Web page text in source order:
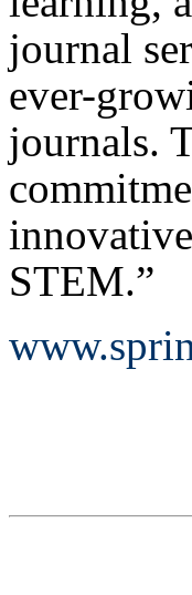
journal
ever-
journals.
STEM.”